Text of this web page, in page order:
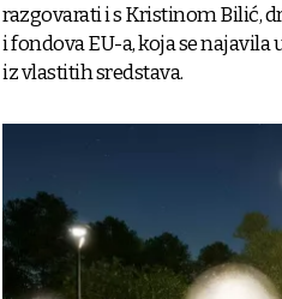
razgovarati i s Kristinom Bilić,
i fondova EU-a, koja se
iz vlastitih sredstava.